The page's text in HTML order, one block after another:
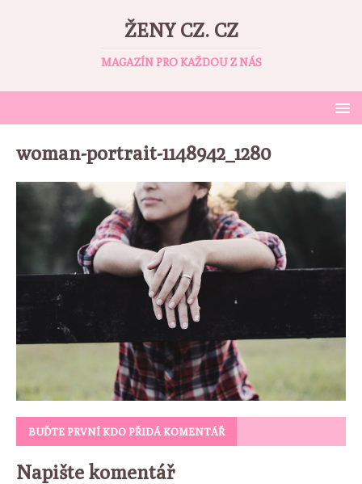
ŽENY CZ. CZ
MAGAZÍN PRO KAŽDOU Z NÁS
woman-portrait-1148942_1280
BUĎTE PRVNÍ KDO PŘIDÁ KOMENTÁŘ
Napište komentář